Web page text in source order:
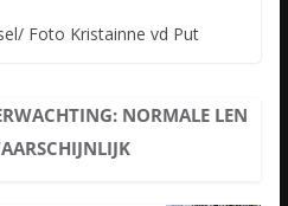
Foto Kristainne vd Put
NORMALE LEN